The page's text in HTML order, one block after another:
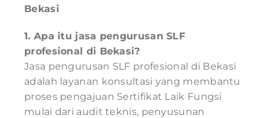
Bekasi
1. Apa itu jasa pengurusan SLF
profesional di Bekasi?
Jasa pengurusan SLF profesional di Bekasi
adalah layanan konsultasi yang membantu
proses pengajuan Sertifikat Laik Fungsi
mulai dari audit teknis, penyusunan